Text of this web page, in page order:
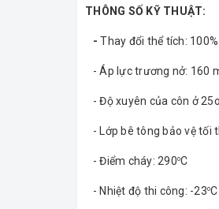
THÔNG SỐ KỸ THUẬT:
-Thay đổi thể tích:
- Áp lực trương nở: 160
- Độ xuyên của côn ở
- Lớp bê tông bảo vệ tối
- Điểm cháy: 290oC
- Nhiệt độ thi công: -23o